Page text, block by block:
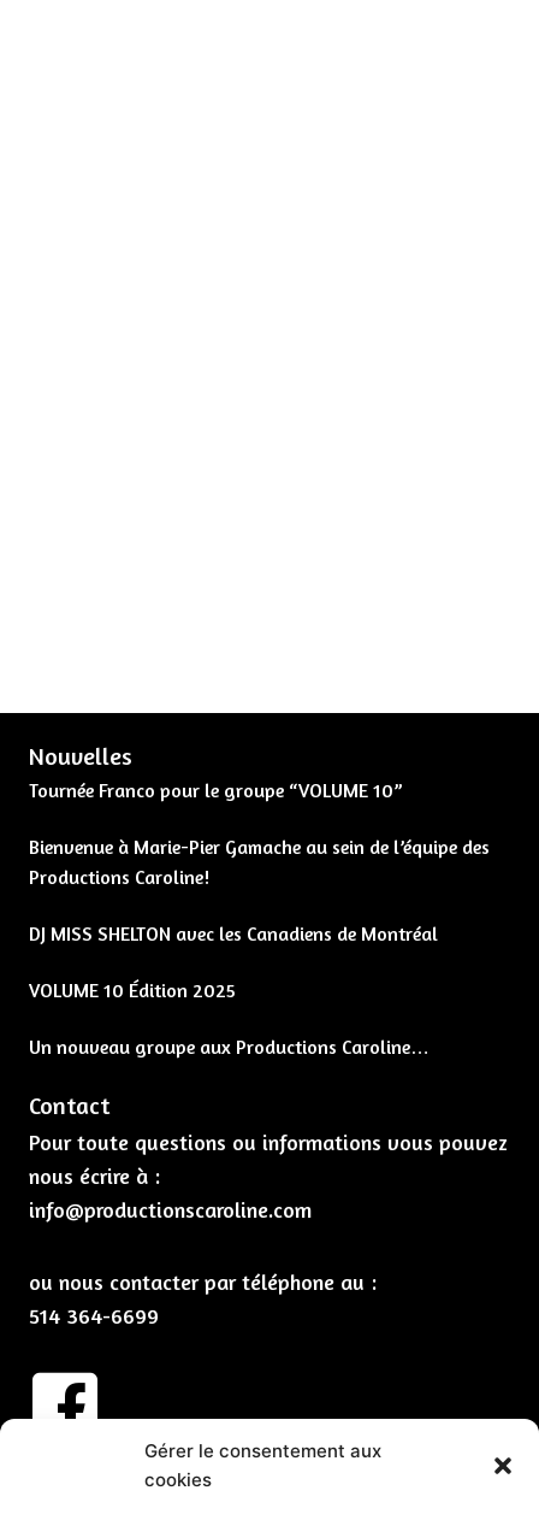
Gérer le consentement aux
cookies
Nouvelles
Tournée Franco pour le groupe “VOLUME 10”
Bienvenue à Marie-Pier Gamache au sein de l’équipe des
Productions Caroline!
DJ MISS SHELTON avec les Canadiens de Montréal
VOLUME 10 Édition 2025
Un nouveau groupe aux Productions Caroline…
Contact
Pour toute questions ou informations vous pouvez
nous écrire à :
info@productionscaroline.com
ou nous contacter par téléphone au :
514 364-6699
Abonnez-vous à nos infolettres